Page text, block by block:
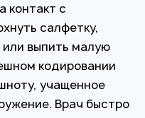
контакт с
салфетку,
выпить малую
кодировании
учащенное
Врач быстро